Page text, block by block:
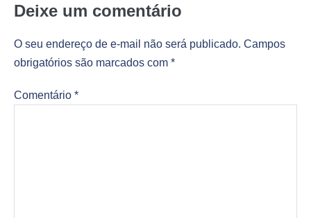
Deixe um comentário
O seu endereço de e-mail não será publicado. Campos
obrigatórios são marcados com *
Comentário *